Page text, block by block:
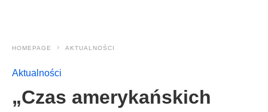
HOMEPAGE AKTUALNOŚCI
Aktualności
„Czas amerykańskich